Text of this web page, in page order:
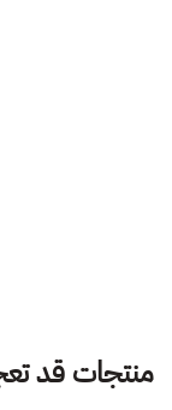
منتجات قد